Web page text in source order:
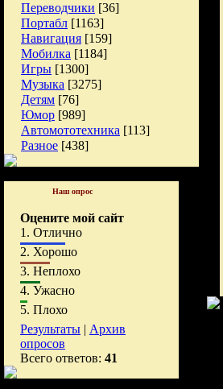
Переводчики [36]
Портабл [1163]
Навигация [159]
Мобилка [1184]
Игры [1300]
Музыка [3275]
Детям [76]
Юмор [989]
Автомототехника [113]
Разное [438]
Наш опрос
Оцените мой сайт
1. Отлично
2. Хорошо
3. Неплохо
4. Ужасно
5. Плохо
Результаты | Архив
опросов
Всего ответов: 41